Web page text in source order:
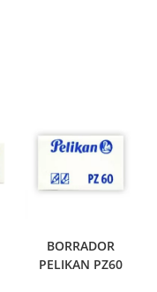
BORRADOR
PELIKAN PZ60